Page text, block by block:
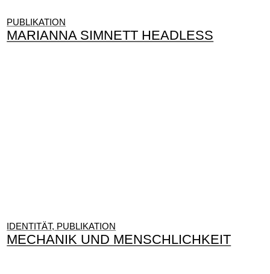
PUBLIKATION
MARIANNA SIMNETT HEADLESS
IDENTITÄT, PUBLIKATION
MECHANIK UND MENSCHLICHKEIT